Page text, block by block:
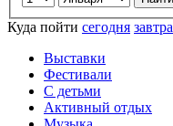
Куда пойти сегодня завтра
Выставки
Фестивали
С детьми
Активный отдых